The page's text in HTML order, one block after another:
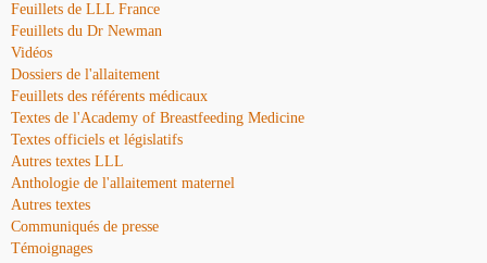
Feuillets de LLL France
Feuillets du Dr Newman
Vidéos
Dossiers de l'allaitement
Feuillets des référents médicaux
Textes de l'Academy of Breastfeeding Medicine
Textes officiels et législatifs
Autres textes LLL
Anthologie de l'allaitement maternel
Autres textes
Communiqués de presse
Témoignages